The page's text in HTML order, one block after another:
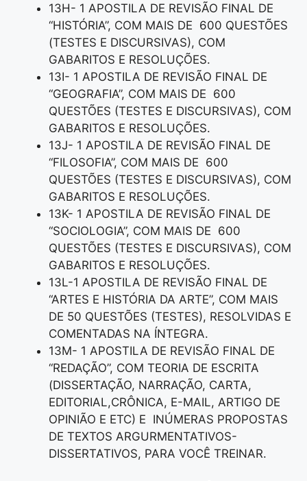
13H- 1 APOSTILA DE REVISÃO FINAL DE
“HISTÓRIA”, COM MAIS DE 600 QUESTÕES
(TESTES E DISCURSIVAS), COM
GABARITOS E RESOLUÇÕES.
13I- 1 APOSTILA DE REVISÃO FINAL DE
“GEOGRAFIA”, COM MAIS DE 600
QUESTÕES (TESTES E DISCURSIVAS), COM
GABARITOS E RESOLUÇÕES.
13J- 1 APOSTILA DE REVISÃO FINAL DE
“FILOSOFIA”, COM MAIS DE 600
QUESTÕES (TESTES E DISCURSIVAS), COM
GABARITOS E RESOLUÇÕES.
13K- 1 APOSTILA DE REVISÃO FINAL DE
“SOCIOLOGIA”, COM MAIS DE 600
QUESTÕES (TESTES E DISCURSIVAS), COM
GABARITOS E RESOLUÇÕES.
13L-1 APOSTILA DE REVISÃO FINAL DE
“ARTES E HISTÓRIA DA ARTE”, COM MAIS
DE 50 QUESTÕES (TESTES), RESOLVIDAS E
COMENTADAS NA ÍNTEGRA.
13M- 1 APOSTILA DE REVISÃO FINAL DE
“REDAÇÃO”, COM TEORIA DE ESCRITA
(DISSERTAÇÃO, NARRAÇÃO, CARTA,
EDITORIAL,CRÔNICA, E-MAIL, ARTIGO DE
OPINIÃO E ETC) E INÚMERAS PROPOSTAS
DE TEXTOS ARGURMENTATIVOS-
DISSERTATIVOS, PARA VOCÊ TREINAR.